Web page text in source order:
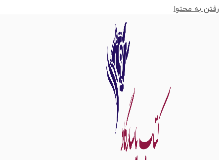
رفتن به محتوا